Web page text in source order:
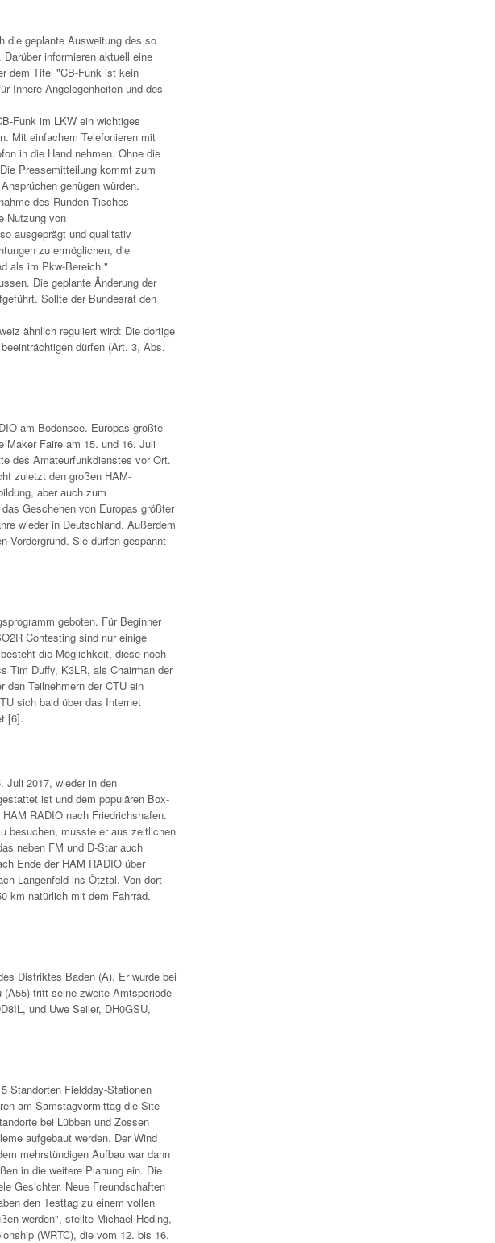
die geplante Ausweitung des so
informieren aktuell eine
dem Titel "CB-Funk ist kein
Innere Angelegenheiten und des
Funk im LKW ein wichtiges
Mit einfachem Telefonieren mit
in die Hand nehmen. Ohne die
Pressemitteilung kommt zum
genügen würden.
des Runden Tisches
Nutzung von
ausgeprägt und qualitativ
zu ermöglichen, die
als im Pkw-Bereich."
Die geplante Änderung der
Sollte der Bundesrat den
ähnlich reguliert wird: Die dortige
dürfen (Art. 3, Abs.
am Bodensee. Europas größte
Maker Faire am 15. und 16. Juli
des Amateurfunkdienstes vor Ort.
zuletzt den großen HAM-
aber auch zum
Geschehen von Europas größter
wieder in Deutschland. Außerdem
Vordergrund. Sie dürfen gespannt
geboten. Für Beginner
Contesting sind nur einige
die Möglichkeit, diese noch
Tim Duffy, K3LR, als Chairman der
Teilnehmern der CTU ein
sich bald über das Internet
[6].
Juli 2017, wieder in den
ist und dem populären Box-
RADIO nach Friedrichshafen.
besuchen, musste er aus zeitlichen
neben FM und D-Star auch
Ende der HAM RADIO über
Längenfeld ins Ötztal. Von dort
km natürlich mit dem Fahrrad.
Distriktes Baden (A). Er wurde bei
tritt seine zweite Amtsperiode
und Uwe Seiler, DH0GSU,
Standorten Fieldday-Stationen
am Samstagvormittag die Site-
bei Lübben und Zossen
aufgebaut werden. Der Wind
mehrstündigen Aufbau war dann
in die weitere Planung ein. Die
Gesichter. Neue Freundschaften
den Testtag zu einem vollen
werden", stellte Michael Höding,
(WRTC), die vom 12. bis 16.